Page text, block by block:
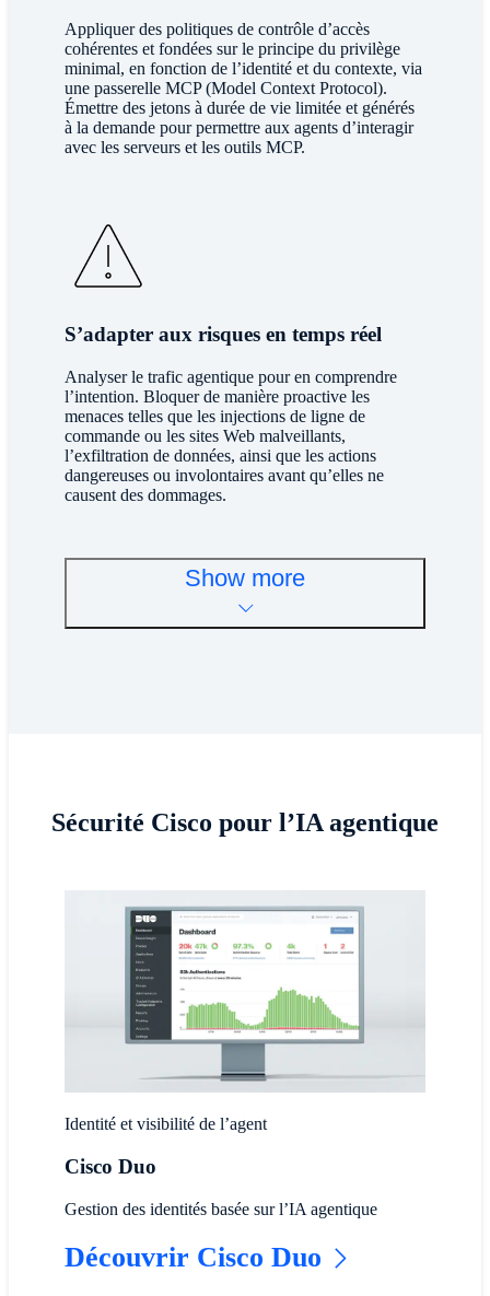
Appliquer des politiques de contrôle d’accès
cohérentes et fondées sur le principe du privilège
minimal, en fonction de l’identité et du contexte, via
une passerelle MCP (Model Context Protocol).
Émettre des jetons à durée de vie limitée et générés
à la demande pour permettre aux agents d’interagir
avec les serveurs et les outils MCP.
S’adapter aux risques en temps réel
Analyser le trafic agentique pour en comprendre
l’intention. Bloquer de manière proactive les
menaces telles que les injections de ligne de
commande ou les sites Web malveillants,
l’exfiltration de données, ainsi que les actions
dangereuses ou involontaires avant qu’elles ne
causent des dommages.
Show more
Sécurité Cisco pour l’IA agentique
Identité et visibilité de l’agent
Cisco Duo
Gestion des identités basée sur l’IA agentique
Découvrir Cisco Duo